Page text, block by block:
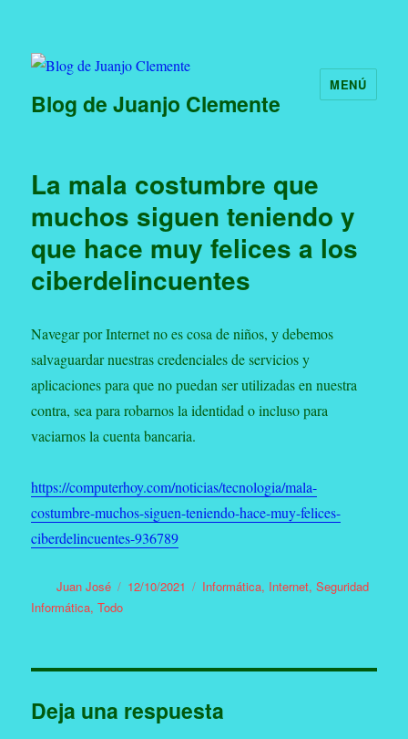
Blog de Juanjo Clemente
MENÚ
La mala costumbre que
muchos siguen teniendo y
que hace muy felices a los
ciberdelincuentes
Navegar por Internet no es cosa de niños, y debemos
salvaguardar nuestras credenciales de servicios y
aplicaciones para que no puedan ser utilizadas en nuestra
contra, sea para robarnos la identidad o incluso para
vaciarnos la cuenta bancaria.
https://computerhoy.com/noticias/tecnologia/mala-
costumbre-muchos-siguen-teniendo-hace-muy-felices-
ciberdelincuentes-936789
Autor
Juan José
Publicado
12/10/2021 Categorías
Informática, Internet,Seguridad
Informática,Todo
Deja una respuesta